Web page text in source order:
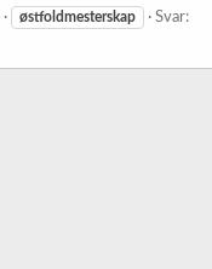
østfoldmesterskap
Svar: